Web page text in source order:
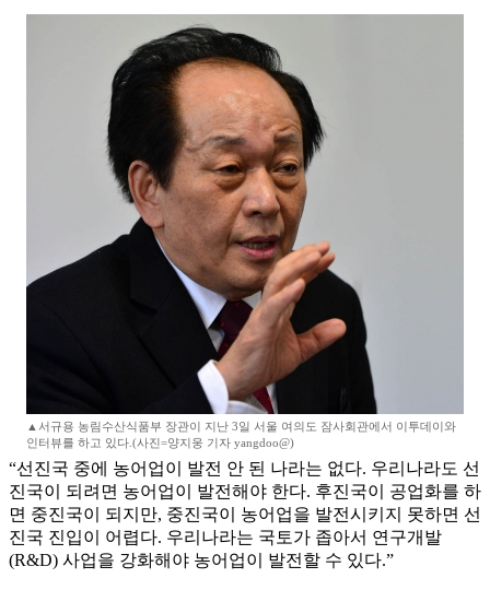
▲서규용 농림수산식품부 장관이 지난 3일 서울 여의도 잠사회관에서 이투데이와
인터뷰를 하고 있다.(사진=양지웅 기자 yangdoo@)
“선진국 중에 농어업이 발전 안 된 나라는 없다. 우리나라도 선
진국이 되려면 농어업이 발전해야 한다. 후진국이 공업화를 하
면 중진국이 되지만, 중진국이 농어업을 발전시키지 못하면 선
진국 진입이 어렵다. 우리나라는 국토가 좁아서 연구개발
(R&D) 사업을 강화해야 농어업이 발전할 수 있다.”